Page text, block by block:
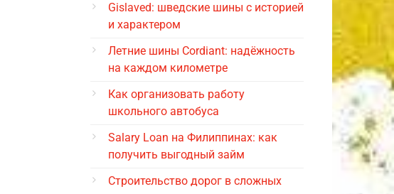
Gislaved: шведские шины с историей
и характером
Летние шины Cordiant: надёжность
на каждом километре
Как организовать работу
школьного автобуса
Salary Loan на Филиппинах: как
получить выгодный займ
Строительство дорог в сложных